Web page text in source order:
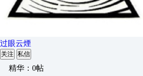
过眼云煙
关注 私信
精华：0帖